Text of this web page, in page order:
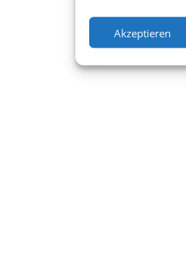
Akzeptieren